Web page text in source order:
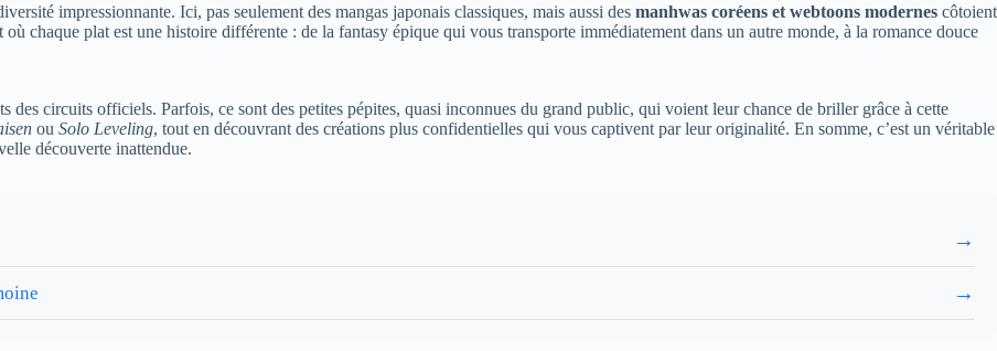
impressionnante. Ici, pas seulement des mangas japonais classiques, mais aussi des manhwas coréens et webtoons modernes côtoient
chaque plat est une histoire différente : de la fantasy épique qui vous transporte immédiatement dans un autre monde, à la romance douce
des circuits officiels. Parfois, ce sont des petites pépites, quasi inconnues du grand public, qui voient leur chance de briller grâce à cette
ou Solo Leveling, tout en découvrant des créations plus confidentielles qui vous captivent par leur originalité. En somme, c’est un véritable
découverte inattendue.
→
→